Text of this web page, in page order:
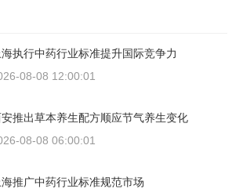
海执行中药行业标准提升国际竞争力
08-08 12:00:01
推出草本养生配方顺应节气养生变化
08-08 06:00:01
海推广中药行业标准规范市场